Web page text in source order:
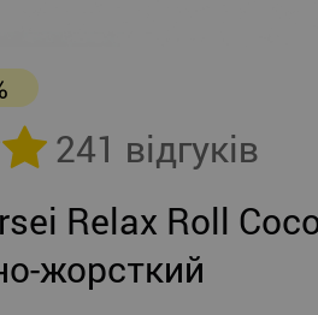
241 відгуків
Relax Roll
жорсткий